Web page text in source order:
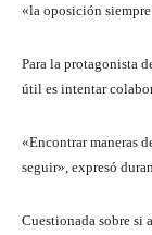
«la oposición
Para la protagonista
útil es intentar
«Encontrar maneras
seguir», expresó
Cuestionada sobre si